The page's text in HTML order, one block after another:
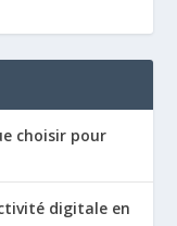
choisir pour
digitale en